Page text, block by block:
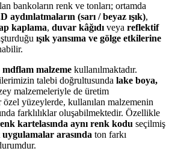
bankoların renk ve tonları; ortamda
aydınlatmaların (sarı / beyaz ışık),
kaplama, duvar kâğıdı veya reflektif
ışık yansıma ve gölge etkilerine
mdflam malzeme kullanılmaktadır.
talebi doğrultusunda lake boya,
malzemeleriyle de üretim
yüzeylerde, kullanılan malzemenin
farklılıklar oluşabilmektedir. Özellikle
kartelasında aynı renk kodu seçilmiş
arasında ton farkı